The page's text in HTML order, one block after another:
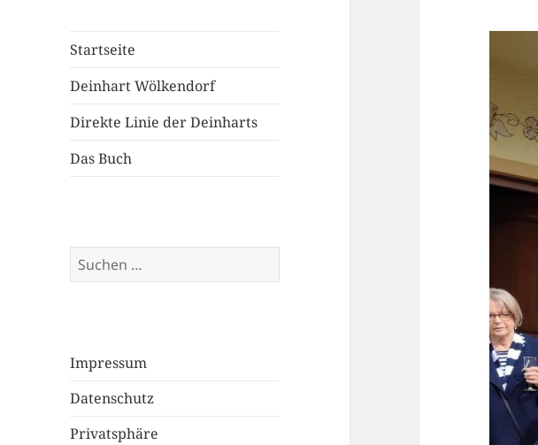
Startseite
Deinhart Wölkendorf
Direkte Linie der Deinharts
Das Buch
Suchen
nach:
Impressum
Datenschutz
Privatsphäre